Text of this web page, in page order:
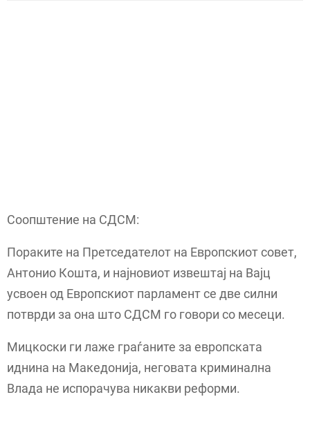
Соопштение на СДСМ:
Пораките на Претседателот на Европскиот совет,
Антонио Кошта, и најновиот извештај на Вајц
усвоен од Европскиот парламент се две силни
потврди за она што СДСМ го говори со месеци.
Мицкоски ги лаже граѓаните за европската
иднина на Македонија, неговата криминална
Влада не испорачува никакви реформи.